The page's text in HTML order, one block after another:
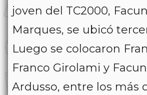
joven del TC2000,
Marques, se ubicó
Luego se colocaron
Franco Girolami y
Ardusso, entre los más